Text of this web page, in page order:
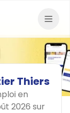
Thiers
en
2026 sur